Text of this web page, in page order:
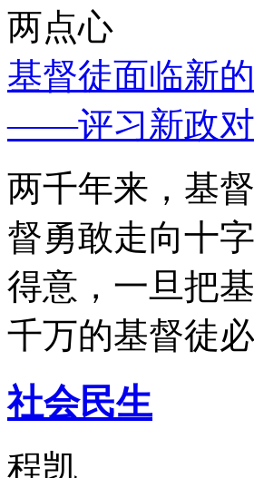
两点心
基督徒面临新
——评习新政对
两千年来，基
督勇敢走向十
得意，一旦把
千万的基督徒
社会民生
程凯